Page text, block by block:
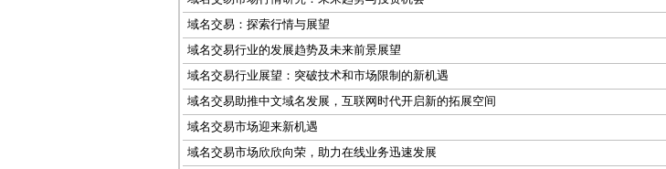
域名交易：探索行情与展望
域名交易行业的发展趋势及未来前景展望
域名交易行业展望：突破技术和市场限制的新机遇
域名交易助推中文域名发展，互联网时代开启新的拓展空间
域名交易市场迎来新机遇
域名交易市场欣欣向荣，助力在线业务迅速发展